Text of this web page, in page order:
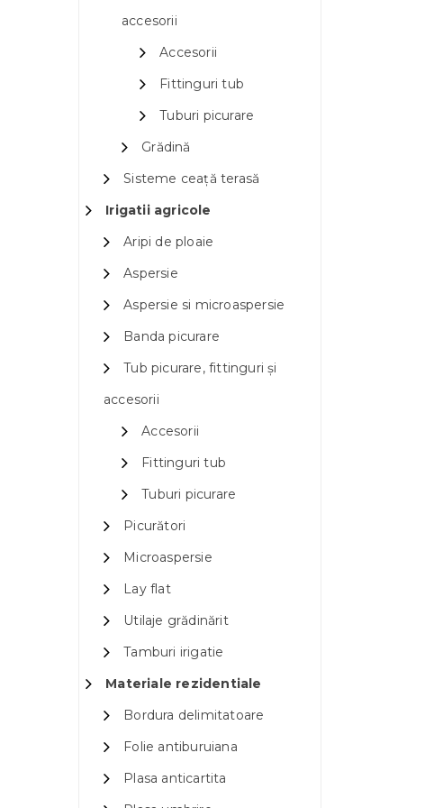
accesorii
Accesorii
Fittinguri tub
Tuburi picurare
Grădină
Sisteme ceață terasă
Irigatii agricole
Aripi de ploaie
Aspersie
Aspersie si microaspersie
Banda picurare
Tub picurare, fittinguri și
accesorii
Accesorii
Fittinguri tub
Tuburi picurare
Picurători
Microaspersie
Lay flat
Utilaje grădinărit
Tamburi irigatie
Materiale rezidentiale
Bordura delimitatoare
Folie antiburuiana
Plasa anticartita